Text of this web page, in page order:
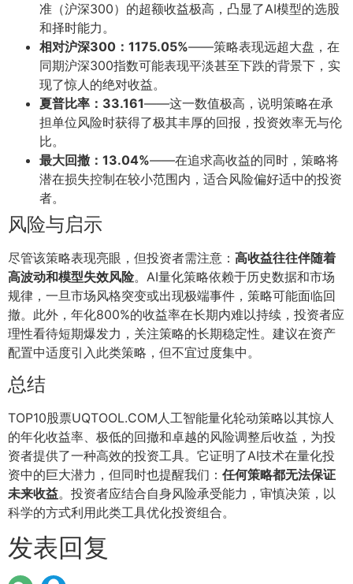
准（沪深300）的超额收益极高，凸显了AI模型的选股
和择时能力。
相对沪深300：1175.05%——策略表现远超大盘，在
同期沪深300指数可能表现平淡甚至下跌的背景下，实
现了惊人的绝对收益。
夏普比率：33.161——这一数值极高，说明策略在承
担单位风险时获得了极其丰厚的回报，投资效率无与伦
比。
最大回撤：13.04%——在追求高收益的同时，策略将
潜在损失控制在较小范围内，适合风险偏好适中的投资
者。
风险与启示
尽管该策略表现亮眼，但投资者需注意： 高收益往往伴随着
高波动和模型失效风险。AI量化策略依赖于历史数据和市场
规律，一旦市场风格突变或出现极端事件，策略可能面临回
撤。此外，年化800%的收益率在长期内难以持续，投资者应
理性看待短期爆发力，关注策略的长期稳定性。建议在资产
配置中适度引入此类策略，但不宜过度集中。
总结
TOP10股票UQTOOL.COM人工智能量化轮动策略以其惊人
的年化收益率、极低的回撤和卓越的风险调整后收益，为投
资者提供了一种高效的投资工具。它证明了AI技术在量化投
资中的巨大潜力，但同时也提醒我们： 任何策略都无法保证
未来收益。投资者应结合自身风险承受能力，审慎决策，以
科学的方式利用此类工具优化投资组合。
发表回复